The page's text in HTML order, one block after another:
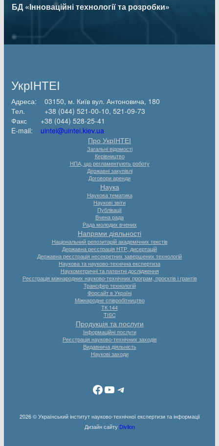
БД «Інноваційні технології та розробки»
УкрІНТЕІ
Адреса: 03150, м. Київ вул. Антоновича, 180
Тел. +38 (044) 521-00-10, 521-09-73
Факс +38 (044) 528-25-41
E-mail: uintei@uintei.kiev.ua
Про УкрІНТЕІ
Загальні відомості
Керівництво
НПА, що регламентують роботу
Державні закупівлі
Договори аренди
Наука
Наукова тематика
Наукові звіти
Публікації
Вчена рада
Рада молодих вчених
Напрями діяльності
Національний репозитарій академічних текстів
Державна реєстрація НТР, дисертацій
Державна реєстрація несекретних завершених технологій
Наукова та науково-технічна експертиза
Наукометричні та патентні дослідження
Реєстрація міжнародних науково-технічних програм, проєктів і грантів
Трансфер технологій
Форсайт в Україні
Міжнародне співробітництво
ТК 144
TISC
Продукція та послуги
Інформаційні послуги
Реєстрація науково-технічних заходів
Видавнича діяльність
Наукові заходи
Facebook YouTube Telegram
2026 © Український інститут науково-технічної експертизи та інформації
Дизайн сайту Divilon